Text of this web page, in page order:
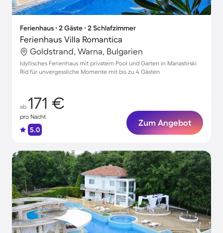
Ferienhaus ∙ 2 Gäste ∙ 2 Schlafzimmer
Ferienhaus Villa Romantica
Goldstrand, Warna, Bulgarien
Idyllisches Ferienhaus mit privatem Pool und Garten in Manastirski
Rid für unvergessliche Momente mit bis zu 4 Gästen
ab 171 €
pro Nacht
5.0
Zum Angebot